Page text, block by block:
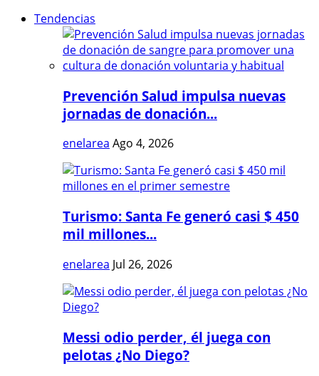
Tendencias
Prevención Salud impulsa nuevas
jornadas de donación...
enelarea Ago 4, 2026
Turismo: Santa Fe generó casi $ 450
mil millones...
enelarea Jul 26, 2026
Messi odio perder, él juega con
pelotas ¿No Diego?